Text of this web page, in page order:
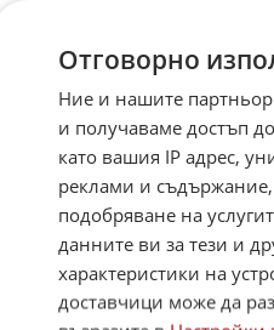
Денислава
Сърбия
Денислава
турнира на
награден фонд
вчера в 19:06 ч.
Отговорно
Ние и нашите
и получаваме достъп
като вашия IP адрес,
реклами и
подобряване на
данните ви за тези и
характеристики на
доставчици може да